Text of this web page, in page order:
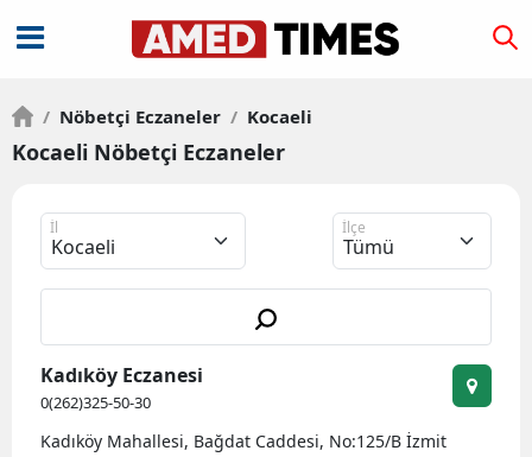
/ Nöbetçi Eczaneler / Kocaeli
Kocaeli Nöbetçi Eczaneler
İl İlçe
Kadıköy Eczanesi
0(262)325-50-30
Kadıköy Mahallesi, Bağdat Caddesi, No:125/B İzmit